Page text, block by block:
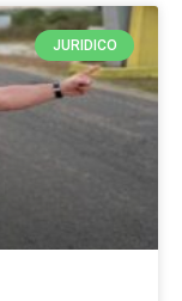
JURIDICO